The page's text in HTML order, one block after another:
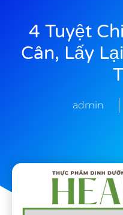
4 Tuyệt
Cân, Lấy
admin